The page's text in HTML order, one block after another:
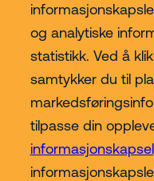
og analytiske
statistikk. Ved å
samtykker du til
tilpasse din
Kjøp hos Riwal Norge
Contact